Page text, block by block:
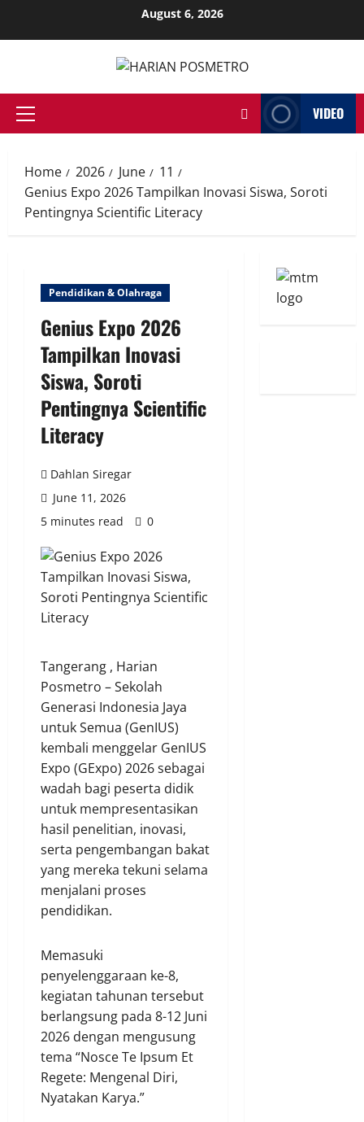
August 6, 2026
Primary
VIDEO
Home 2026 June
11
Genius Expo 2026 Tampilkan Inovasi Siswa, Soroti
Pentingnya Scientific Literacy
Pendidikan & Olahraga
Genius Expo 2026
Tampilkan Inovasi
Siswa, Soroti
Pentingnya Scientific
Literacy
Dahlan Siregar
June 11, 2026
5 minutes read
0
Tangerang , Harian
Posmetro – Sekolah
Generasi Indonesia Jaya
untuk Semua (GenIUS)
kembali menggelar GenIUS
Expo (GExpo) 2026 sebagai
wadah bagi peserta didik
untuk mempresentasikan
hasil penelitian, inovasi,
serta pengembangan bakat
yang mereka tekuni selama
menjalani proses
pendidikan.
Memasuki
penyelenggaraan ke-8,
kegiatan tahunan tersebut
berlangsung pada 8-12 Juni
2026 dengan mengusung
tema “Nosce Te Ipsum Et
Regete: Mengenal Diri,
Nyatakan Karya.”